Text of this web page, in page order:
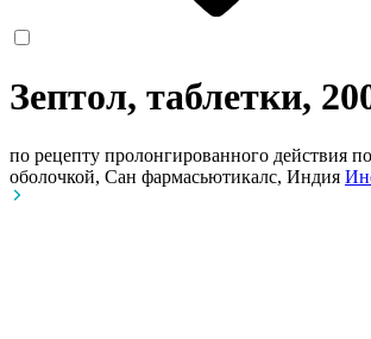
Зептол, таблетки,
по рецепту пролонгированного действия
оболочкой, Сан фармасьютикалс, Индия